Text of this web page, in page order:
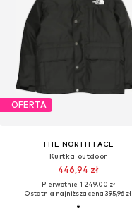
OFERTA
THE NORTH FACE
Kurtka outdoor
446,94 zł
Pierwotnie: 1 249,00 zł
Ostatnia najniższa cena:395,96 zł